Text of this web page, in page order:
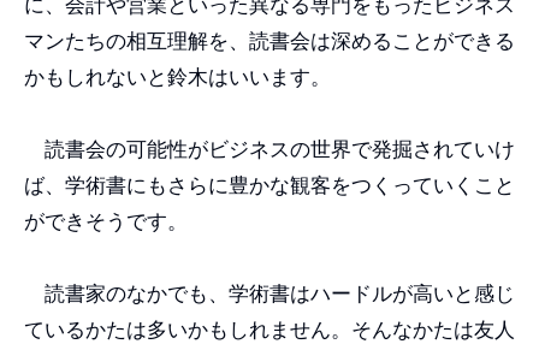
に、会計や営業といった異なる専門をもったビジネス
マンたちの相互理解を、読書会は深めることができる
かもしれないと鈴木はいいます。
読書会の可能性がビジネスの世界で発掘されていけ
ば、学術書にもさらに豊かな観客をつくっていくこと
ができそうです。
読書家のなかでも、学術書はハードルが高いと感じ
ているかたは多いかもしれません。そんなかたは友人